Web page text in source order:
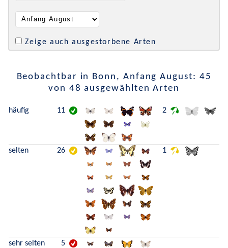
Zeige auch ausgestorbene Arten
Beobachtbar in Bonn, Anfang August: 45
von 48 ausgewählten Arten
häufig 11 2
selten 26 1
sehr selten 5